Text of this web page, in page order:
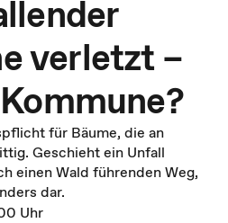
verletzt –
für Bäume, die an
Geschieht ein Unfall
einen Wald führenden Weg,
dar.
Uhr